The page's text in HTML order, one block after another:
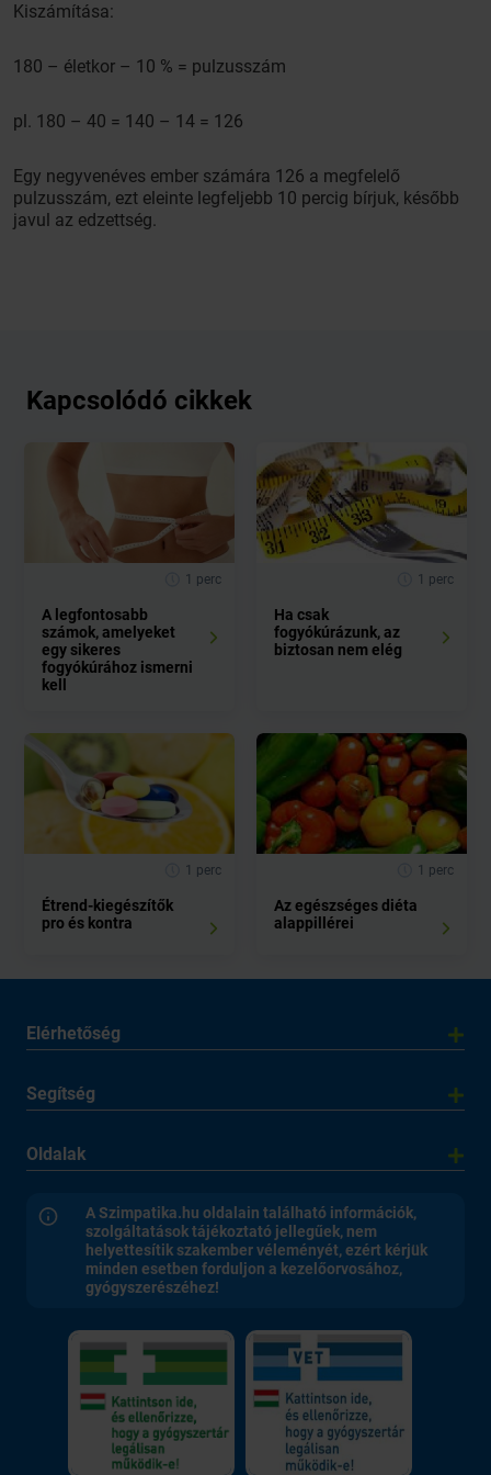
Kiszámítása:
180 – életkor – 10 % = pulzusszám
pl. 180 – 40 = 140 – 14 = 126
Egy negyvenéves ember számára 126 a megfelelő
pulzusszám, ezt eleinte legfeljebb 10 percig bírjuk, később
javul az edzettség.
Kapcsolódó cikkek
1 perc
A legfontosabb
számok, amelyeket
egy sikeres
fogyókúrához ismerni
kell
1 perc
Ha csak
fogyókúrázunk, az
biztosan nem elég
1 perc
Étrend-kiegészítők
pro és kontra
1 perc
Az egészséges diéta
alappillérei
Elérhetőség
Segítség
Oldalak
A Szimpatika.hu oldalain található információk,
szolgáltatások tájékoztató jellegűek, nem
helyettesítik szakember véleményét, ezért kérjük
minden esetben forduljon a kezelőorvosához,
gyógyszerészéhez!